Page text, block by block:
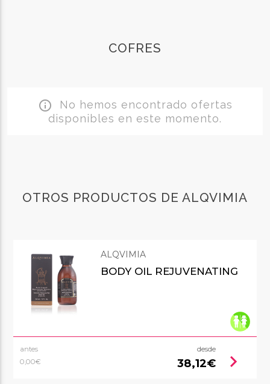
COFRES
info_outline No hemos encontrado ofertas
disponibles en este momento.
OTROS PRODUCTOS DE ALQVIMIA
ALQVIMIA
BODY OIL REJUVENATING
antes
0,00€
desde
38,12€ chevron_right